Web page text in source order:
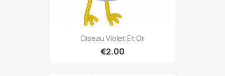
Oiseau Violet Et Or
€2.00